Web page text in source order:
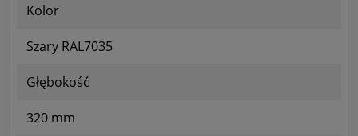
Kolor
Szary RAL7035
Głębokość
320 mm